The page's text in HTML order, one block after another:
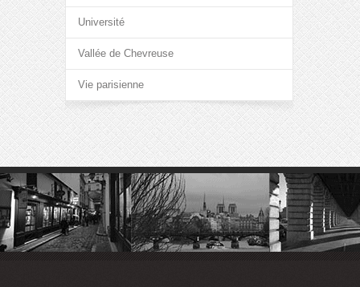
Université
Vallée de Chevreuse
Vie parisienne